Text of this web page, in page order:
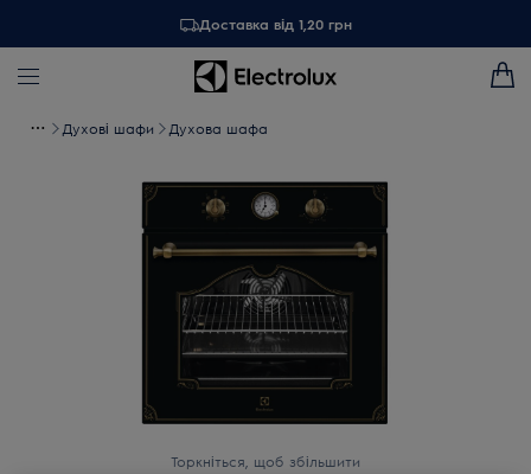
Доставка від 1,20 грн
Духові шафи Духова шафа
Торкніться, щоб збільшити